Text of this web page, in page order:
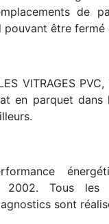
de
pouvant être fermé
VITRAGES
en parquet dans
2002. Tous les
sont